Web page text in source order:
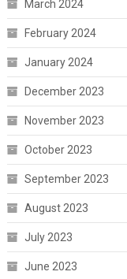
March 2024
February 2024
January 2024
December 2023
November 2023
October 2023
September 2023
August 2023
July 2023
June 2023